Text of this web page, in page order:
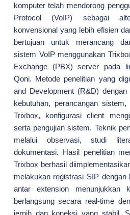
komputer telah mendorong
Protocol (VoIP) sebagai
konvensional yang lebih efisien
bertujuan untuk merancang
sistem VoIP menggunakan
Exchange (PBX) server pada
Qoni. Metode penelitian yang
and Development (R&D)
kebutuhan, perancangan
Trixbox, konfigurasi client
serta pengujian sistem. Teknik
melalui observasi, studi
dokumentasi. Hasil penelitian
Trixbox berhasil
melakukan registrasi SIP dengan
antar extension menunjukkan
berlangsung secara real-time
jernih dan koneksi yang stabil.